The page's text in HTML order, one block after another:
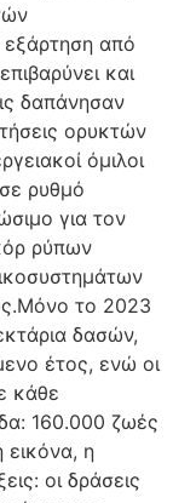
από
και
δαπάνησαν
ορυκτών
όμιλοι
ρυθμό
για τον
ρύπων
το 2023
δασών,
έτος, ενώ οι
κάθε
160.000 ζωές
η
οι δράσεις